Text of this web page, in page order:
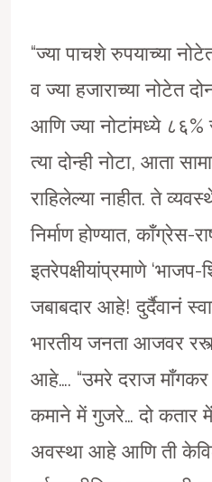
“ज्या पाचशे रुपयाच्या
व ज्या हजाराच्या नोटेत
आणि ज्या नोटांमध्ये ८६%
त्या दोन्ही नोटा, आता
राहिलेल्या नाहीत. ते
निर्माण होण्यात, काँग्रेस-
इतरेपक्षीयांप्रमाणे ‘भाजप-
जबाबदार आहे! दुर्दैवानं
भारतीय जनता आजवर
आहे…. “उमरे दराज माँगकर
कमाने में गुजरे… दो कतार
अवस्था आहे आणि ती